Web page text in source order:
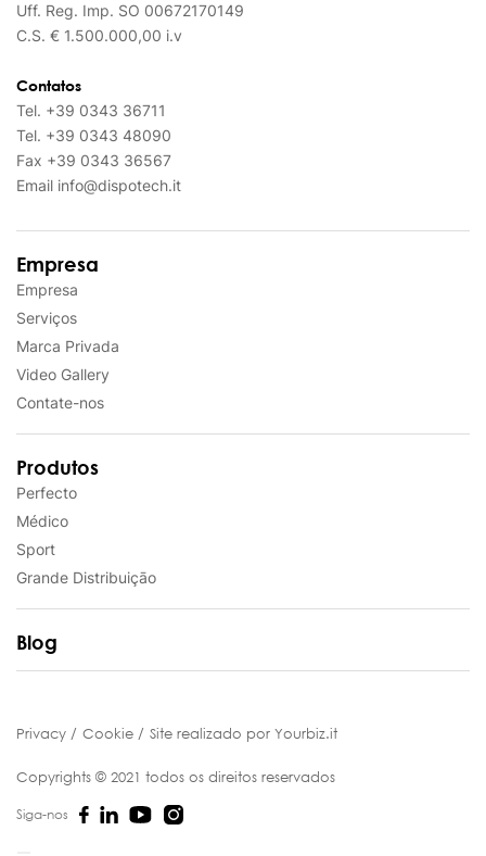
Uff. Reg. Imp. SO 00672170149
C.S. € 1.500.000,00 i.v
Contatos
Tel. +39 0343 36711
Tel. +39 0343 48090
Fax +39 0343 36567
Email info@dispotech.it
Empresa
Empresa
Serviços
Marca Privada
Video Gallery
Contate-nos
Produtos
Perfecto
Médico
Sport
Grande Distribuiçāo
Blog
Privacy Cookie Site realizado por Yourbiz.it
Copyrights © 2021 todos os direitos reservados
Siga-nos